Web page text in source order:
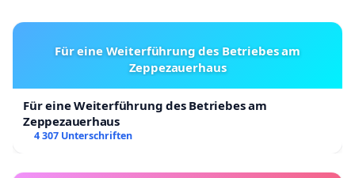
Für eine Weiterführung des Betriebes am
Zeppezauerhaus
Für eine Weiterführung des Betriebes am
Zeppezauerhaus
4 307 Unterschriften